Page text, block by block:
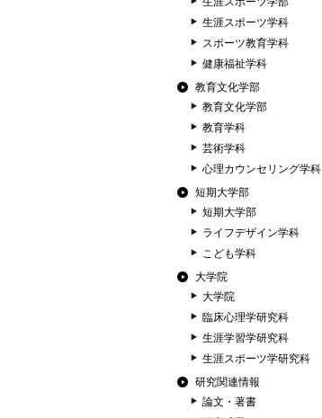
生涯スポーツ学科
スポーツ教育学科
健康福祉学科
教育文化学部
教育文化学部
教育学科
芸術学科
心理カウンセリング学科
短期大学部
短期大学部
ライフデザイン学科
こども学科
大学院
大学院
臨床心理学研究科
生涯学習学研究科
生涯スポーツ学研究科
研究関連情報
論文・著書